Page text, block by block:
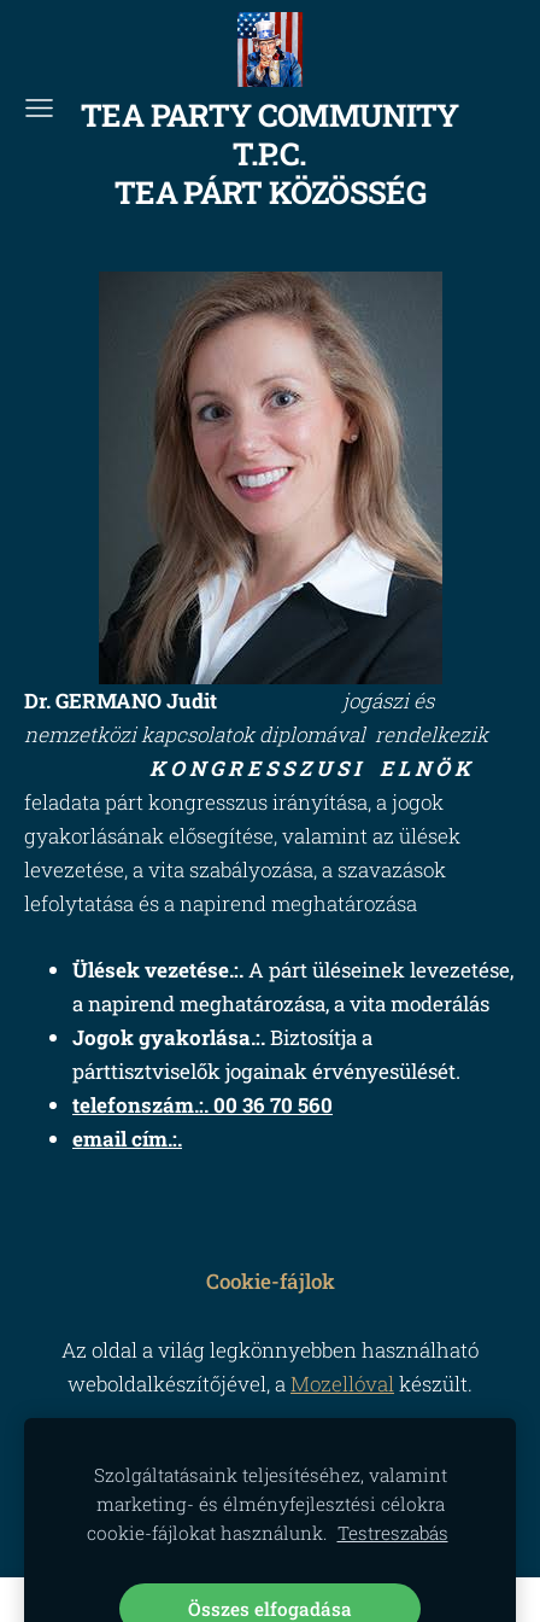
TEA PARTY COMMUNITY
T.P.C.
TEA PÁRT KÖZÖSSÉG
Dr. GERMANO Judit
jogászi és
nemzetközi kapcsolatok diplomával rendelkezik
K O N G R E S S Z U S I E L N Ö K
feladata párt kongresszusirányítása, a jogok
gyakorlásának elősegítése, valamint az ülések
levezetése, a vita szabályozása, a szavazások
lefolytatása és a napirend meghatározása
Ülések vezetése.:.A párt üléseinek levezetése,
a napirend meghatározása, a vita moderálás
Jogok gyakorlása.:.Biztosítja a
párttisztviselők jogainak érvényesülését.
telefonszám.:. 00 36 70 560
email cím.:.
Cookie-fájlok
Az oldal a világ legkönnyebben használható
weboldalkészítőjével, aMozellóvalkészült.
Szolgáltatásaink teljesítéséhez, valamint
marketing- és élményfejlesztési célokra
cookie-fájlokat használunk. Testreszabás
Összes elfogadása